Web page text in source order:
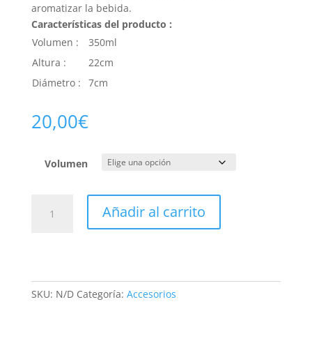
aromatizar la bebida.
Características del producto :
Volumen :
350ml
Altura :
22cm
Diámetro :
7cm
20,00€
Volumen
de
doble
Añadir al carrito
SKU: N/D Categoría: Accesorios